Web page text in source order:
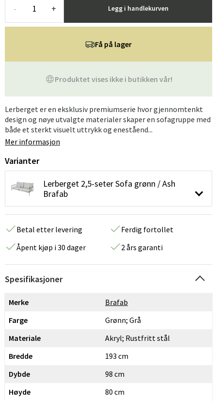
- + Legg i handlekurven
Produktet vises ikke i butikken vår!
Få på lager
Lerberget er en eksklusiv premiumserie hvor gjennomtenkt
design og nøye utvalgte materialer skaper en sofagruppe med
både et sterkt visuelt uttrykk og eneståend...
Mer informasjon
Varianter
Lerberget 2,5-seter Sofa grønn / Ash
Brafab
Betal etter levering
Ferdig fortollet
Åpent kjøp i 30 dager
2 års garanti
Spesifikasjoner
Merke
Brafab
Farge
Grønn; Grå
Materiale
Akryl; Rustfritt stål
Bredde
193 cm
Dybde
98 cm
Høyde
80 cm